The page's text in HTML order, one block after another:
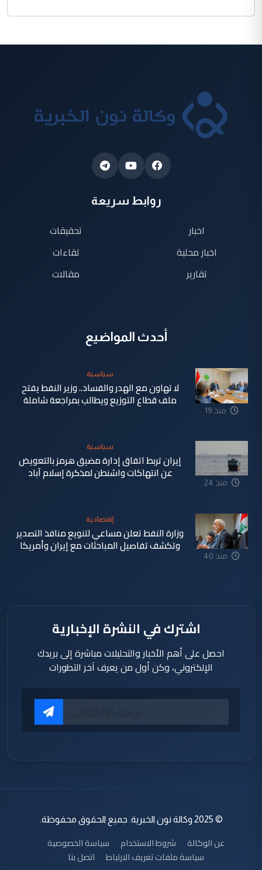
روابط سريعة
اخبار
اخبار محلية
تقارير
تحقيقات
لقاءات
مقالات
أحدث المواضيع
منذ 19
سياسية
لا تهاون مع الهدر والفساد.. وزير النفط يفتح
ملف قطاع التوزيع ويطالب بمراجعة شاملة
منذ 24
سياسية
إيران تربط اتفاق إدارة مضيق هرمز بالتعويض
عن انتهاكات واشنطن لمذكرة إسلام آباد
منذ 40
إقتصادية
وزارة النفط تعلن مساعي لتنويع منافذ التصدير
وتكشف تفاصيل المباحثات مع إيران وأمريكا
اشترك في النشرة الإخبارية
احصل على أهم الأخبار والتحليلات مباشرة إلى بريدك
الإلكتروني، وكن أول من يعرف آخر التطورات
© 2025 وكالة نون الخبرية. جميع الحقوق محفوظة.
عن الوكالة شروط الاستخدام
سياسة الخصوصية
سياسة ملفات تعريف الارتباط
اتصل بنا